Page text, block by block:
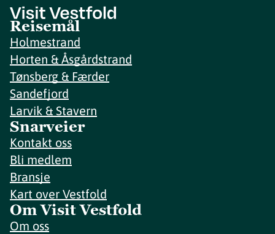
Reisemål
Holmestrand
Horten & Åsgårdstrand
Tønsberg & Færder
Sandefjord
Larvik & Stavern
Snarveier
Kontakt oss
Bli medlem
Bransje
Kart over Vestfold
Om Visit Vestfold
Om oss